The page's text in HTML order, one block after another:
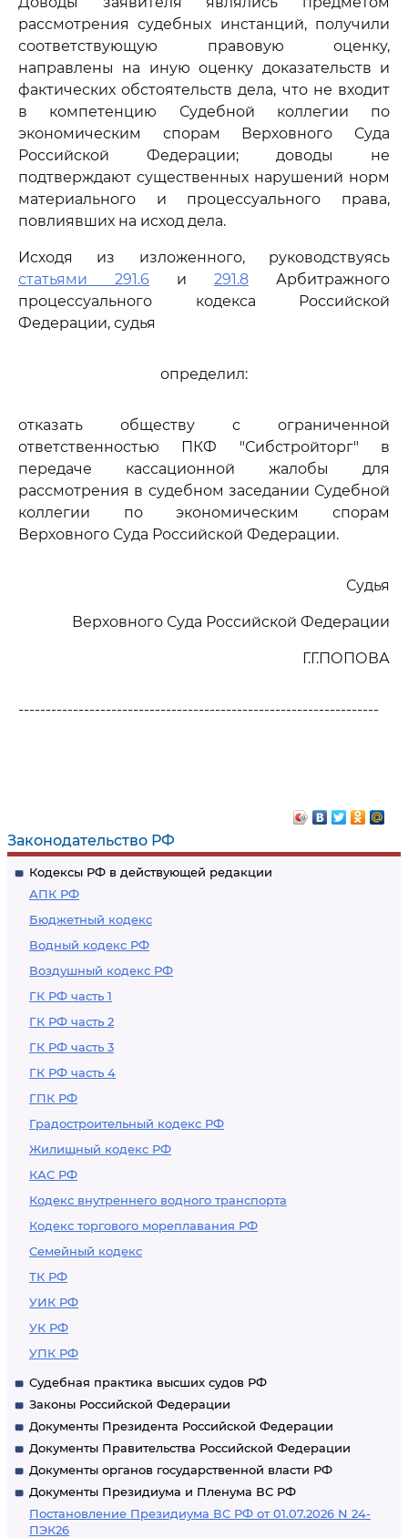
Законодательство РФ
Кодексы РФ в действующей редакции
АПК РФ
Бюджетный кодекс
Водный кодекс РФ
Воздушный кодекс РФ
ГК РФ часть 1
ГК РФ часть 2
ГК РФ часть 3
ГК РФ часть 4
ГПК РФ
Градостроительный кодекс РФ
Жилищный кодекс РФ
КАС РФ
Кодекс внутреннего водного транспорта
Кодекс торгового мореплавания РФ
Семейный кодекс
ТК РФ
УИК РФ
УК РФ
УПК РФ
Судебная практика высших судов РФ
Законы Российской Федерации
Документы Президента Российской Федерации
Документы Правительства Российской Федерации
Документы органов государственной власти РФ
Документы Президиума и Пленума ВС РФ
Постановление Президиума ВС РФ от 01.07.2026 N 24-
ПЭК26
рассмотрения судебных инстанций, получили
соответствующую правовую оценку,
направлены на иную оценку доказательств и
фактических обстоятельств дела, что не входит
в компетенцию Судебной коллегии по
экономическим спорам Верховного Суда
Российской Федерации; доводы не
подтверждают существенных нарушений норм
материального и процессуального права,
повлиявших на исход дела.
Исходя из изложенного, руководствуясь
статьями 291.6 и 291.8 Арбитражного
процессуального кодекса Российской
Федерации, судья
определил:
отказать обществу с ограниченной
ответственностью ПКФ "Сибстройторг" в
передаче кассационной жалобы для
рассмотрения в судебном заседании Судебной
коллегии по экономическим спорам
Верховного Суда Российской Федерации.
Судья
Верховного Суда Российской Федерации
Г.Г.ПОПОВА
------------------------------------------------------------------